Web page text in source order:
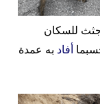
بمحافظة كييف تم العثور على 403 جثث للسكان
أفاد به عمدة